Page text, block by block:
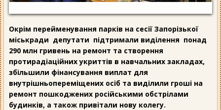
Окрім перейменування парків на сесії Запорізької
міськради депутати підтримали виділення понад
290 млн гривень на ремонт та створення
протирадіаційних укриттів в навчальних закладах,
збільшили фінансування виплат для
внутрішньопереміщених осіб та виділили гроші на
ремонт пошкоджених російськими обстрілами
будинків, а також привітали нову колегу.